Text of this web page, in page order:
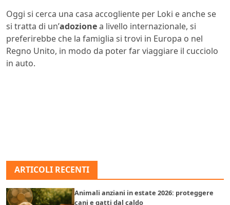
Oggi si cerca una casa accogliente per Loki e anche se
si tratta di un’adozionea livello internazionale, si
preferirebbe che la famiglia si trovi in Europa o nel
Regno Unito, in modo da poter far viaggiare il cucciolo
in auto.
ARTICOLI RECENTI
Animali anziani in estate 2026: proteggere
cani e gatti dal caldo